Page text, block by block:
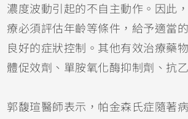
濃度波動引起的不自主動作。因此
療必須評估年齡等條件，給予適當
良好的症狀控制。其他有效治療藥
體促效劑、單胺氧化酶抑制劑、抗
郭馥瑄醫師表示，帕金森氏症隨著